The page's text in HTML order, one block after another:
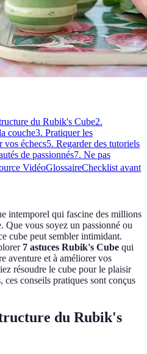
du Rubik's Cube2.
couche3. Pratiquer les
vos échecs5. Regarder des tutoriels
de passionnés7. Ne pas
VidéoGlossaireChecklist avant
intemporel qui fascine des millions
Que vous soyez un passionné ou
cube peut sembler intimidant.
7 astuces Rubik's Cube qui
aventure et à améliorer vos
résoudre le cube pour le plaisir
conseils pratiques sont conçus
du Rubik's